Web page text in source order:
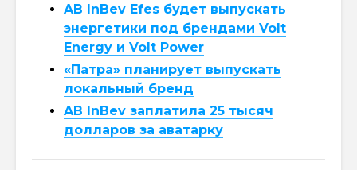
AB InBev Efes будет выпускать
энергетики под брендами Volt
Energy и Volt Power
«Патра» планирует выпускать
локальный бренд
AB InBev заплатила 25 тысяч
долларов за аватарку